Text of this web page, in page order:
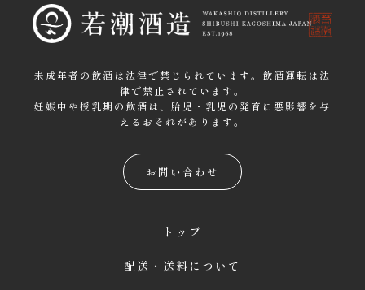
未成年者の飲酒は法律で禁じられています。飲酒運転は法
律で禁止されています。
妊娠中や授乳期の飲酒は、胎児・乳児の発育に悪影響を与
えるおそれがあります。
お問い合わせ
トップ
配送・送料について